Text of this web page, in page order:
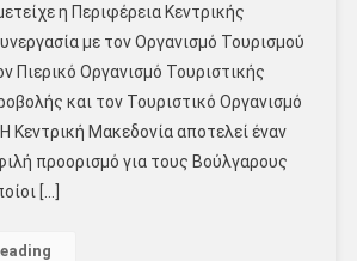
η Περιφέρεια Κεντρικής
με τον Οργανισμό Τουρισμού
Πιερικό Οργανισμό Τουριστικής
και τον Τουριστικό Οργανισμό
Μακεδονία αποτελεί έναν
προορισμό για τους Βούλγαρους
[…]